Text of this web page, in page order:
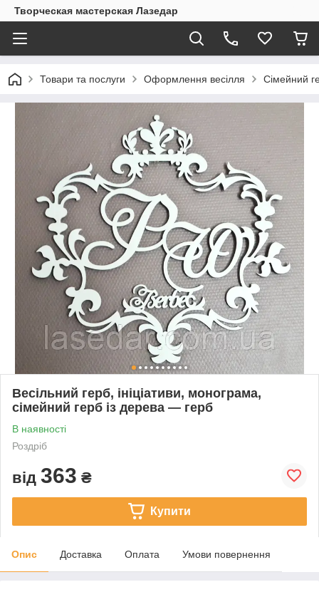
Творческая мастерская Лазедар
Товари та послуги Оформлення весілля Сімейний
Весільний герб, ініціативи, монограма,
сімейний герб із дерева — герб
В наявності
Роздріб
від 363 ₴
Купити
Опис Доставка Оплата Умови повернення